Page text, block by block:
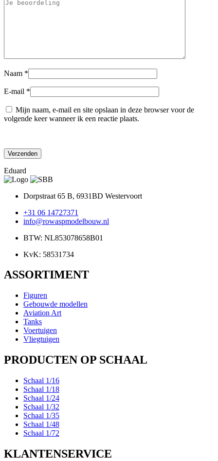
Naam *
E-mail *
Mijn naam, e-mail en site opslaan in deze browser voor de
volgende keer wanneer ik een reactie plaats.
Eduard
Dorpstraat 65 B, 6931BD Westervoort
+31 06 14727371
info@rowaspmodelbouw.nl
BTW: NL853078658B01
KvK: 58531734
ASSORTIMENT
Figuren
Gebouwde modellen
Aviation Art
Tanks
Voertuigen
Vliegtuigen
PRODUCTEN OP SCHAAL
Schaal 1/16
Schaal 1/18
Schaal 1/24
Schaal 1/32
Schaal 1/35
Schaal 1/48
Schaal 1/72
KLANTENSERVICE